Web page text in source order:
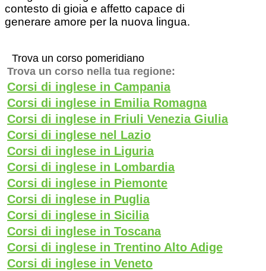
contesto di gioia e affetto capace di
generare amore per la nuova lingua.
Trova un corso pomeridiano
Trova un corso nella tua regione:
Corsi di inglese in Campania
Corsi di inglese in Emilia Romagna
Corsi di inglese in Friuli Venezia Giulia
Corsi di inglese nel Lazio
Corsi di inglese in Liguria
Corsi di inglese in Lombardia
Corsi di inglese in Piemonte
Corsi di inglese in Puglia
Corsi di inglese in Sicilia
Corsi di inglese in Toscana
Corsi di inglese in Trentino Alto Adige
Corsi di inglese in Veneto